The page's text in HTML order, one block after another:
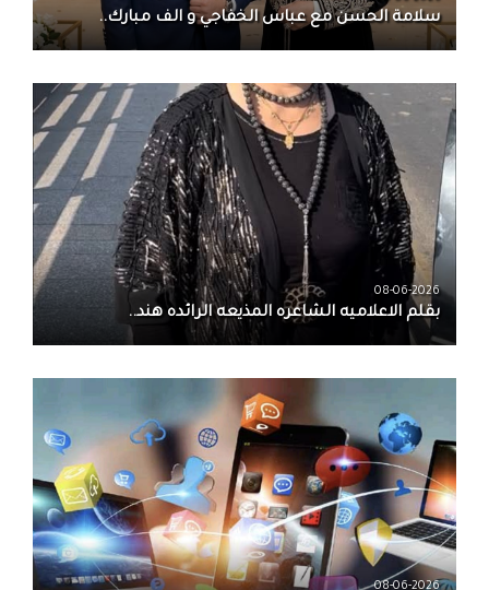
سلامة الحسن‏ مع ‏عباس الخفاجي‏ و‏ الف مبارك..
08-06-2026
بقلم الاعلاميه الشاعره المذيعه الرائده هند..
08-06-2026